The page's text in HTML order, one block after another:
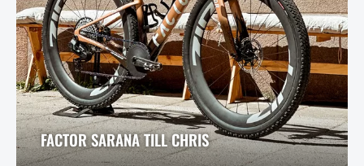
FACTOR SARANA TILL CHRIS